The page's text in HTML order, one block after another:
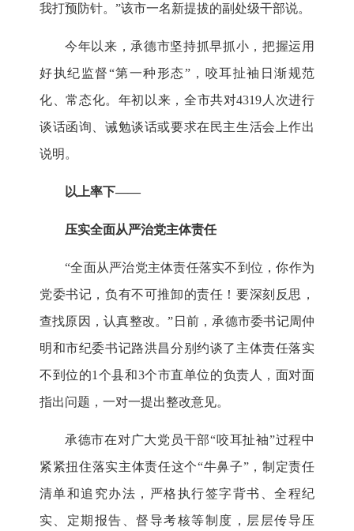
我打预防针。 ”该市一名新提拔的副处级干部说。
今年以来，承德市坚持抓早抓小，把握运用
好执纪监督“第一种形态”，咬耳扯袖日渐规范
化、常态化。年初以来，全市共对4319 人次进行
谈话函询、诫勉谈话或要求在民主生活会上作出
说明。
以上率下——
压实全面从严治党主体责任
“全面从严治党主体责任落实不到位，你作为
党委书记，负有不可推卸的责任！要深刻反思，
查找原因，认真整改。” 日前，承德市委书记周仲
明和市纪委书记路洪昌分别约谈了主体责任落实
不到位的1 个县和3个市直单位的负责人，面对面
指出问题，一对一提出整改意见。
承德市在对广大党员干部“咬耳扯袖”过程中
紧紧扭住落实主体责任这个“牛鼻子”，制定责任
清单和追究办法，严格执行签字背书、全程纪
实、定期报告、督导考核等制度，层层传导压